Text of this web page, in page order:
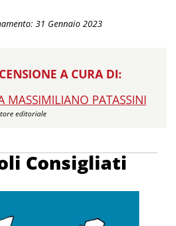
31 Gennaio 2023
A CURA DI:
MASSIMILIANO PATASSINI
editoriale
Consigliati